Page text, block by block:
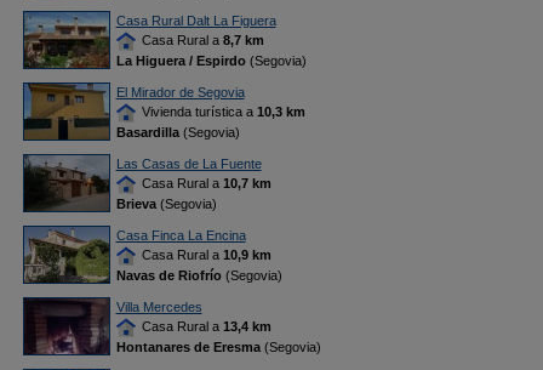
Casa Rural Dalt La Figuera
Casa Rural a 8,7 km
La Higuera / Espirdo(Segovia)
El Mirador de Segovia
Vivienda turística a 10,3 km
Basardilla(Segovia)
Las Casas de La Fuente
Casa Rural a 10,7 km
Brieva(Segovia)
Casa Finca La Encina
Casa Rural a 10,9 km
Navas de Riofrío(Segovia)
Villa Mercedes
Casa Rural a 13,4 km
Hontanares de Eresma(Segovia)